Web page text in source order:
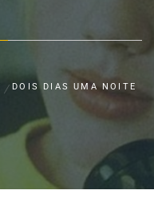
DOIS DIAS UMA NOITE